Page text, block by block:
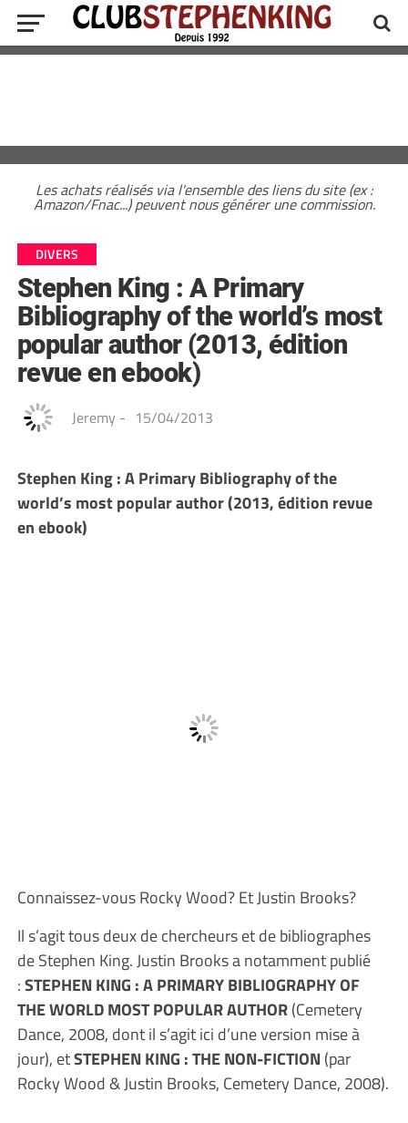
Les achats réalisés via l'ensemble des liens du site (ex :
Amazon/Fnac...) peuvent nous générer une commission.
DIVERS
Stephen King : A Primary
Bibliography of the world’s most
popular author (2013, édition
revue en ebook)
Jeremy - 15/04/2013
Stephen King : A Primary Bibliography of the
world’s most popular author (2013, édition revue
en ebook)
Connaissez-vous Rocky Wood? Et Justin Brooks?
Il s’agit tous deux de chercheurs et de bibliographes
de Stephen King. Justin Brooks a notamment publié
:STEPHEN KING : A PRIMARY BIBLIOGRAPHY OF
THE WORLD MOST POPULAR AUTHOR(Cemetery
Dance, 2008, dont il s’agit ici d’une version mise à
jour), etSTEPHEN KING : THE NON-FICTION(par
Rocky Wood & Justin Brooks, Cemetery Dance, 2008).